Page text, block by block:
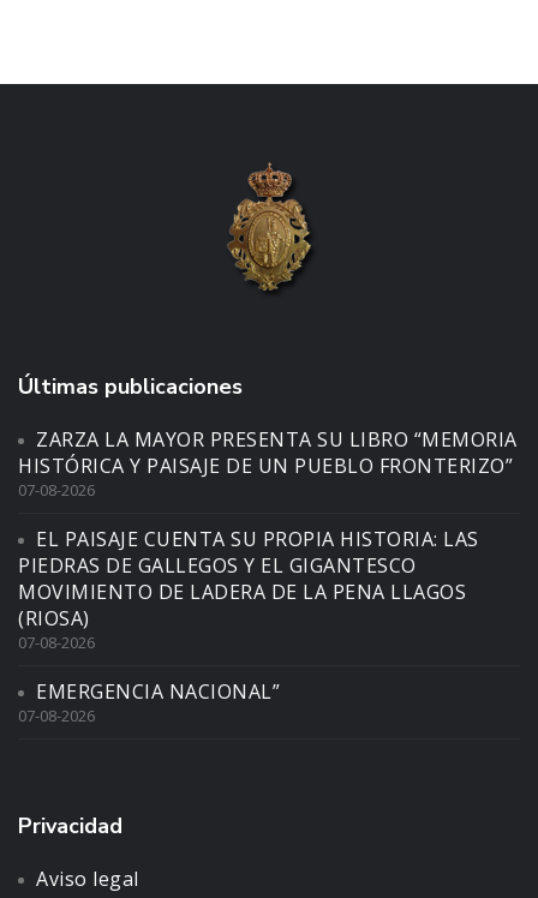
Últimas publicaciones
ZARZA LA MAYOR PRESENTA SU LIBRO “MEMORIA
HISTÓRICA Y PAISAJE DE UN PUEBLO FRONTERIZO”
07-08-2026
EL PAISAJE CUENTA SU PROPIA HISTORIA: LAS
PIEDRAS DE GALLEGOS Y EL GIGANTESCO
MOVIMIENTO DE LADERA DE LA PENA LLAGOS
(RIOSA)
07-08-2026
EMERGENCIA NACIONAL”
07-08-2026
Privacidad
Aviso legal